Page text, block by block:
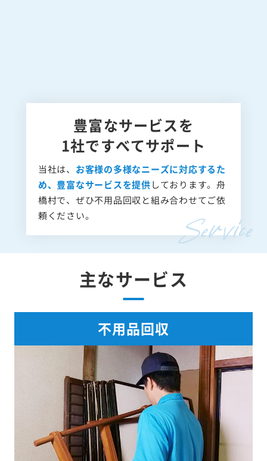
豊富なサービスを
1社ですべてサポート
当社は、 お客様の多様なニーズに対応するた
め、豊富なサービスを提供しております。舟
橋村で、ぜひ不用品回収と組み合わせてご依
頼ください。
主なサービス
不用品回収